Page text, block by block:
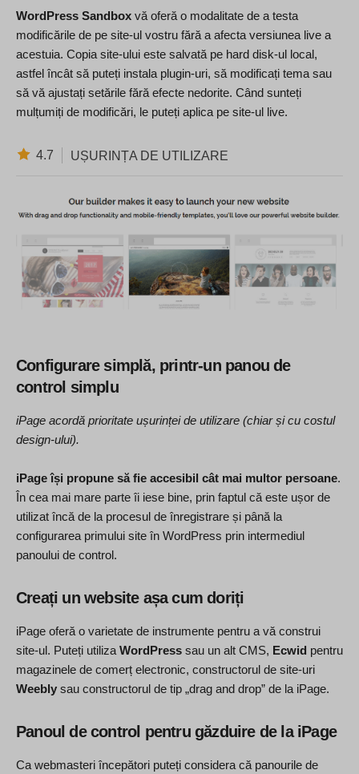
WordPress Sandbox vă oferă o modalitate de a testa
modificările de pe site-ul vostru fără a afecta versiunea live a
acestuia. Copia site-ului este salvată pe hard disk-ul local,
astfel încât să puteți instala plugin-uri, să modificați tema sau
să vă ajustați setările fără efecte nedorite. Când sunteți
mulțumiți de modificări, le puteți aplica pe site-ul live.
4.7 UȘURINȚA DE UTILIZARE
Configurare simplă, printr-un panou de
control simplu
iPage acordă prioritate ușurinței de utilizare (chiar și cu costul
design-ului).
iPage își propune să fie accesibil cât mai multor persoane.
În cea mai mare parte îi iese bine, prin faptul că este ușor de
utilizat încă de la procesul de înregistrare și până la
configurarea primului site în WordPress prin intermediul
panoului de control.
Creați un website așa cum doriți
iPage oferă o varietate de instrumente pentru a vă construi
site-ul. Puteți utiliza WordPress sau un alt CMS, Ecwid pentru
magazinele de comerț electronic, constructorul de site-uri
Weebly sau constructorul de tip „drag and drop” de la iPage.
Panoul de control pentru găzduire de la iPage
Ca webmasteri începători puteți considera că panourile de